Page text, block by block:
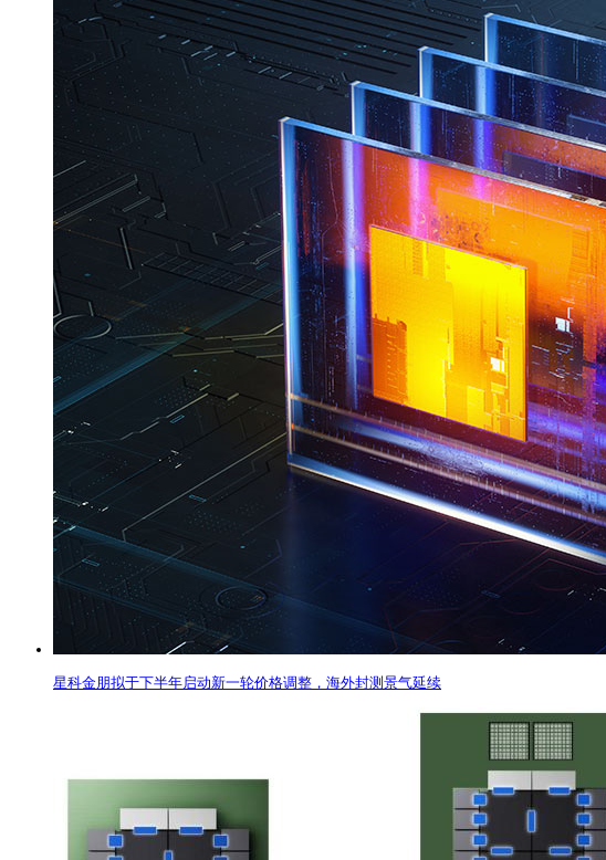
星科金朋拟于下半年启动新一轮价格调整，海外封测景气延续